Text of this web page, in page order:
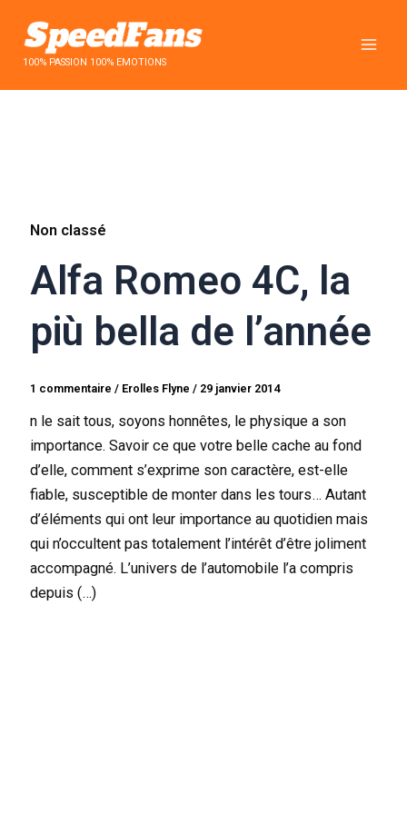
contenu100% PASSION 100% EMOTIONS
Non classé
Alfa Romeo 4C, la
più bella de l’année
1 commentaire / Erolles Flyne/ 29 janvier 2014
n le sait tous, soyons honnêtes, le physique a son
importance. Savoir ce que votre belle cache au fond
d’elle, comment s’exprime son caractère, est-elle
fiable, susceptible de monter dans les tours… Autant
d’éléments qui ont leur importance au quotidien mais
qui n’occultent pas totalement l’intérêt d’être joliment
accompagné. L’univers de l’automobile l’a compris
depuis (…)